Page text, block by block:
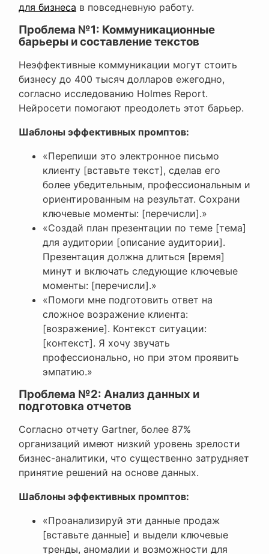
для бизнеса в повседневную работу.
Проблема №1: Коммуникационные
барьеры и составление текстов
Неэффективные коммуникации могут стоить
бизнесу до 400 тысяч долларов ежегодно,
согласно исследованию Holmes Report.
Нейросети помогают преодолеть этот барьер.
Шаблоны эффективных промптов:
«Перепиши это электронное письмо
клиенту [вставьте текст], сделав его
более убедительным, профессиональным и
ориентированным на результат. Сохрани
ключевые моменты: [перечисли].»
«Создай план презентации по теме [тема]
для аудитории [описание аудитории].
Презентация должна длиться [время]
минут и включать следующие ключевые
моменты: [перечисли].»
«Помоги мне подготовить ответ на
сложное возражение клиента:
[возражение]. Контекст ситуации:
[контекст]. Я хочу звучать
профессионально, но при этом проявить
эмпатию.»
Проблема №2: Анализ данных и
подготовка отчетов
Согласно отчету Gartner, более 87%
организаций имеют низкий уровень зрелости
бизнес-аналитики, что существенно затрудняет
принятие решений на основе данных.
Шаблоны эффективных промптов:
«Проанализируй эти данные продаж
[вставьте данные] и выдели ключевые
тренды, аномалии и возможности для